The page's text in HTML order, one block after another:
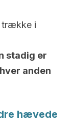
trække i
stadig er
anden
hævede